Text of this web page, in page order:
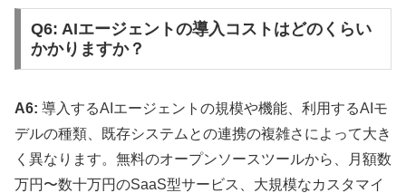
Q6: AIエージェントの導入コストはどのくらい
かかりますか？
A6: 導入するAIエージェントの規模や機能、利用するAIモ
デルの種類、既存システムとの連携の複雑さによって大き
く異なります。無料のオープンソースツールから、月額数
万円〜数十万円のSaaS型サービス、大規模なカスタマイ